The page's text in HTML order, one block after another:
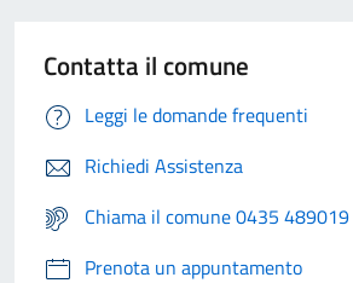
Contatta il comune
Leggi le domande frequenti
Richiedi Assistenza
Chiama il comune 0435 489019
Prenota un appuntamento